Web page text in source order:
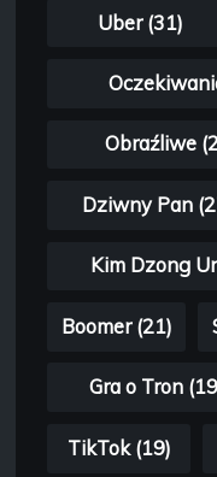
Uber (31)
Obraźliwe
Dziwny Pan
Kim Dzong
Boomer (21)
Gra o Tron
TikTok (19)